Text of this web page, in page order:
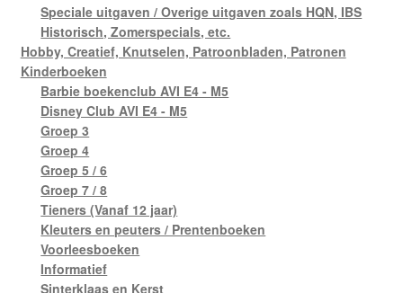
Speciale uitgaven / Overige uitgaven zoals HQN, IBS
Historisch, Zomerspecials, etc.
Hobby, Creatief, Knutselen, Patroonbladen, Patronen
Kinderboeken
Barbie boekenclub AVI E4 - M5
Disney Club AVI E4 - M5
Groep 3
Groep 4
Groep 5 / 6
Groep 7 / 8
Tieners (Vanaf 12 jaar)
Kleuters en peuters / Prentenboeken
Voorleesboeken
Informatief
Sinterklaas en Kerst